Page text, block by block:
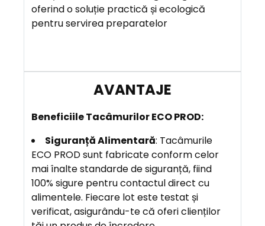
V
T
E
oferind o soluție practică și ecologică
pentru servirea preparatelor
BeneficiileTacâmurilor ECO PROD:
Siguranță Alimentară: Tacâmurile
ECO PROD sunt fabricate conform celor
mai înalte standarde de siguranță, fiind
100% sigure pentru contactul direct cu
alimentele. Fiecare lot este testat și
verificat, asigurându-te că oferi clienților